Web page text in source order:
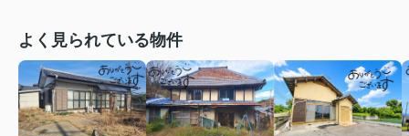
よく見られている物件